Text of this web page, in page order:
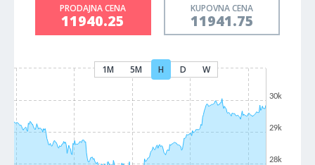
PRODAJNA CENA
11940.25
KUPOVNA CENA
11941.75
1M 5M H D W
28k
29k
30k